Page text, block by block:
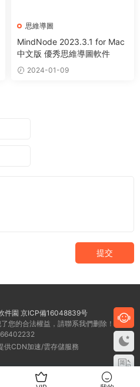
思維導圖
MindNode 2023.3.1 for Mac
中文版 優秀思維導圖軟件
2024-01-09
提交
件園 京ICP備16048839号
您的合法權益，請聯系我們删除！客服
供CDN加速/雲存儲服務